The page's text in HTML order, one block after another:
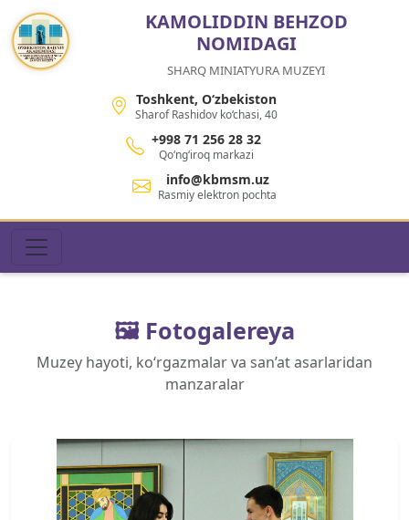
KAMOLIDDIN BEHZOD
NOMIDAGI
SHARQ MINIATYURA MUZEYI
Toshkent, O‘zbekiston
Sharof Rashidov ko‘chasi, 40
+998 71 256 28 32
Qo‘ng‘iroq markazi
info@kbmsm.uz
Rasmiy elektron pochta
🖼️ Fotogalereya
Muzey hayoti, ko‘rgazmalar va san’at asarlaridan
manzaralar